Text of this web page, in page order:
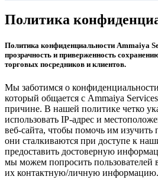
Политика
Политика конфиденциальности Ammaiya
прозрачность и приверженность
торговых посредников и клиентов.
Мы заботимся о
который общается с Ammaiya
причине. В нашей политике четко
использовать IP-адрес и
веб-сайта, чтобы помочь им
они сталкиваются при доступе к
предоставить достоверную
мы можем попросить пользователей
их контактную/личную информацию.